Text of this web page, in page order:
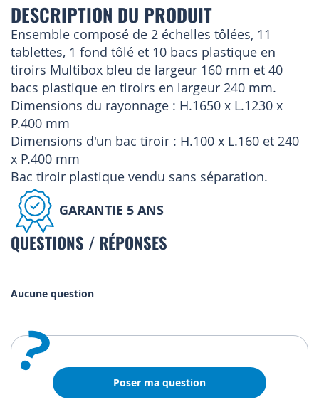
DESCRIPTION DU PRODUIT
Ensemble composé de 2 échelles tôlées, 11
tablettes, 1 fond tôlé et 10 bacs plastique en
tiroirs Multibox bleu de largeur 160 mm et 40
bacs plastique en tiroirs en largeur 240 mm.
Dimensions du rayonnage : H.1650 x L.1230 x
P.400 mm
Dimensions d'un bac tiroir : H.100 x L.160 et 240
x P.400 mm
Bac tiroir plastique vendu sans séparation.
GARANTIE 5 ANS
QUESTIONS / RÉPONSES
Aucune question
? Poser ma question